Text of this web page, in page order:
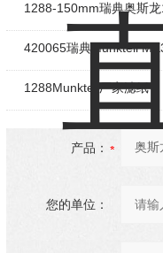
1288-150mm瑞典奥斯
420065瑞典Munktell
1288Munktell厂家滤纸
产品：
您的单位：